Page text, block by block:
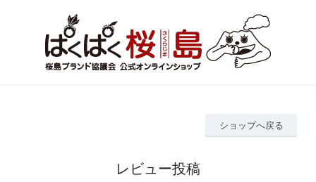
ショップへ戻る
レビュー投稿